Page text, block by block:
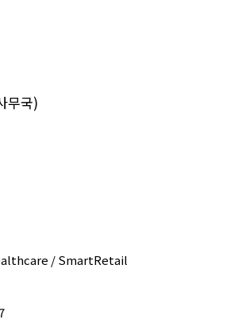
무국)
/ SmartRetail